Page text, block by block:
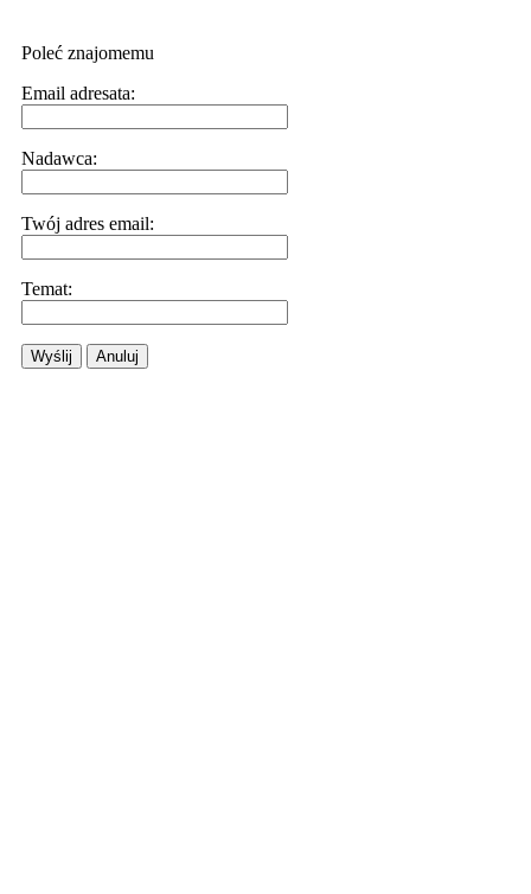
Poleć znajomemu
Email adresata:
Nadawca:
Twój adres email:
Temat:
Wyślij Anuluj